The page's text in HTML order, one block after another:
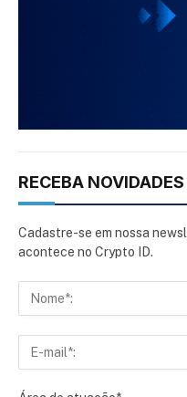
RECEBA NOVIDADES
Cadastre-se em nossa
acontece no Crypto ID.